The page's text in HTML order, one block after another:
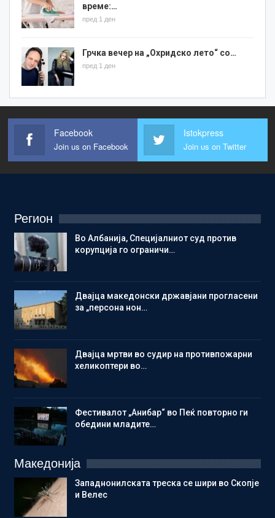
време:…
пред 1 ден
Грчка вечер на „Охридско лето“ со…
пред 1 ден
Facebook
Join us on Facebook
Istokpress
Join us on Twitter
Регион
Во Албанија, Специјалниот суд против
корупција го ограничи…
Двајца македонски државјани прогласени
за „персона нон…
Двајца мртви во судир на противпожарни
хеликоптери во…
Фестивалот „Анибар“ во Пеќ повторно ги
обедини младите…
Македонија
Западнонилската треска се шири во Скопје
и Велес